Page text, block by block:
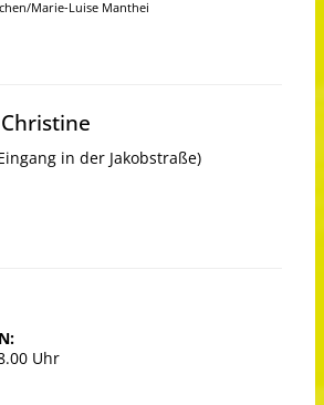
Marie-Luise Manthei
in der Jakobstraße)
Uhr